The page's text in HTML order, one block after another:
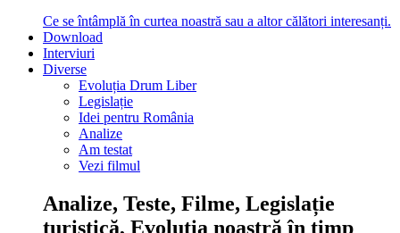
Ce se întâmplă în curtea noastră sau a altor călători interesanți.
Download
Interviuri
Diverse
Evoluția Drum Liber
Legislație
Idei pentru România
Analize
Am testat
Vezi filmul
Analize, Teste, Filme, Legislație
turistică, Evoluția noastră în timp